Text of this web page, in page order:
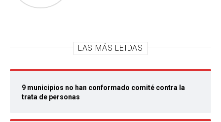
LAS MÁS LEIDAS
9 municipios no han conformado comité contra la
trata de personas